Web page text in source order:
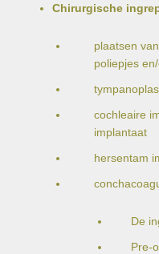
Chirurgische
plaatsen
poliepjes
cochleaire
implantaat
hersentam
De
Pre-